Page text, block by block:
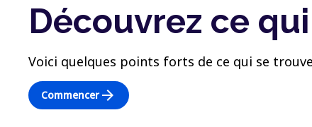
Découvrez ce
Voici quelques points forts de ce qui se
Commencerarrow_forward